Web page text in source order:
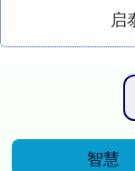
启
智慧